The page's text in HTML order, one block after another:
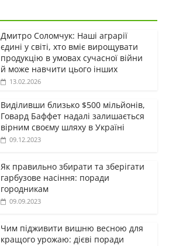
Дмитро Соломчук: Наші аграрії
єдині у світі, хто вміє вирощувати
продукцію в умовах сучасної війни
й може навчити цього інших
13.02.2026
Виділивши близько $500 мільйонів,
Говард Баффет надалі залишається
вірним своєму шляху в Україні
09.12.2023
Як правильно збирати та зберігати
гарбузове насіння: поради
городникам
09.09.2023
Чим підживити вишню весною для
кращого урожаю: дієві поради